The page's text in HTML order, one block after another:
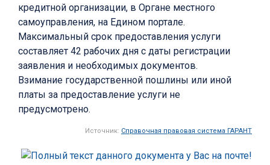
кредитной организации, в Органе местного
самоуправления, на Едином портале.
Максимальный срок предоставления услуги
составляет 42 рабочих дня с даты регистрации
заявления и необходимых документов.
Взимание государственной пошлины или иной
платы за предоставление услуги не
предусмотрено.
Источник: Справочная правовая система ГАРАНТ